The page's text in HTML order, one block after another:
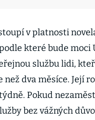
v platnosti
které bude moci
službu lidi,
než dva měsíce. Její
Pokud
bez vážných